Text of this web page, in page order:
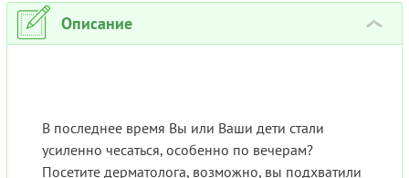
Описание ›
В последнее время Вы или Ваши дети стали
усиленно чесаться, особенно по вечерам?
Посетите дерматолога, возможно, вы подхватили